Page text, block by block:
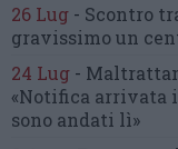
26 Lug - Scontro
gravissimo un
24 Lug -
«Notifica arrivata
sono andati lì»